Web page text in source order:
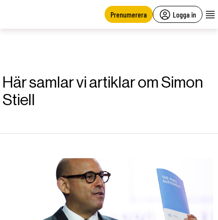
Prenumerera Logga in
Här samlar vi artiklar om Simon
Stiell